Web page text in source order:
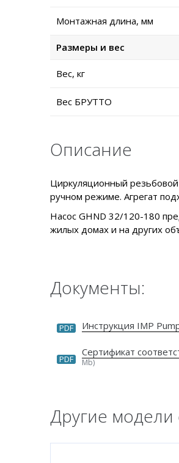
Монтажная длина, мм
Размеры и вес
Вес, кг
Вес БРУТТО
Описание
Циркуляционный резьбовой
ручном режиме. Агрегат
Насос GHND 32/120-180
жилых домах и на других
Документы:
PDF Инструкция IMP
PDF
Сертификат
Mb)
Другие модели